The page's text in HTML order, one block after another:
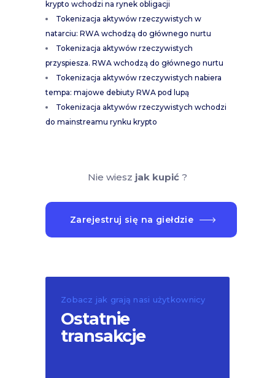
krypto wchodzi na rynek obligacji
Tokenizacja aktywów rzeczywistych w
natarciu: RWA wchodzą do głównego nurtu
Tokenizacja aktywów rzeczywistych
przyspiesza. RWA wchodzą do głównego nurtu
Tokenizacja aktywów rzeczywistych nabiera
tempa: majowe debiuty RWA pod lupą
Tokenizacja aktywów rzeczywistych wchodzi
do mainstreamu rynku krypto
Nie wiesz jak kupić?
Zarejestruj się na giełdzie
Zobacz jak grają nasi użytkownicy
Ostatnie
transakcje